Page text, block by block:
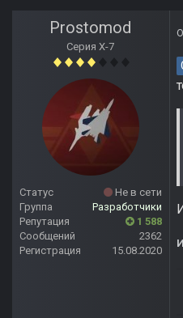
Prostomod
Серия Х-7
Статус
Не в сети
Группа
Разработчики
Репутация
1 588
Сообщений
2362
Регистрация
15.08.2020